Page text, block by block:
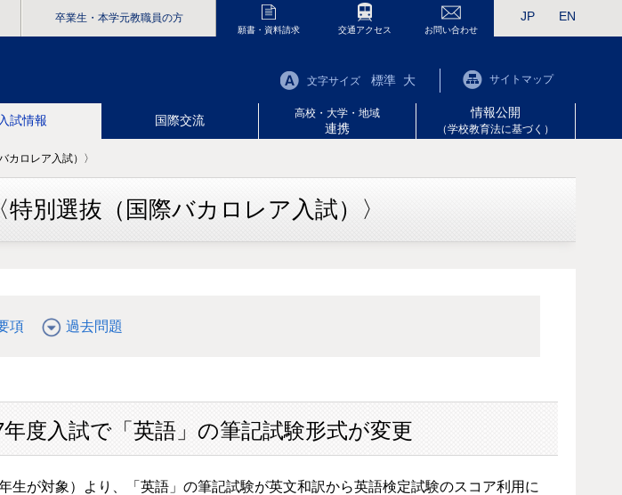
卒業生 ・本学元教職員の方
願書・資料請求 交通アクセス お問い合わせ
JP EN
サイトマップ
文字サイズ 標準 大
入試情報 国際交流 高校・大学・地域
連携
情報公開
（学校教育法に基づく）
カロレア入試）〉
特別選抜（国際バカロレア入試）〉
項 過去問題
年度入試で「英語」の筆記試験形式が変更
生が対象）より、「英語」の筆記試験が英文和訳から英語検定試験のスコア利用に